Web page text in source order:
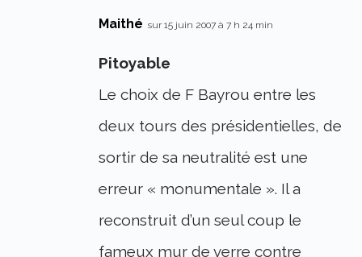
Maithé sur 15 juin 2007 à 7 h 24 min
Pitoyable
Le choix de F Bayrou entre les
deux tours des présidentielles, de
sortir de sa neutralité est une
erreur « monumentale ». Il a
reconstruit d’un seul coup le
fameux mur de verre contre